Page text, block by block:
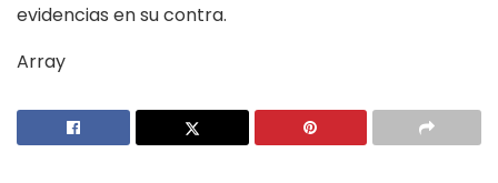
evidencias en su contra.
Array